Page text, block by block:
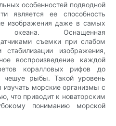
особенностей подводной
является ее способность
изображения даже в самых
Оснащенная
съемки при слабом
изображения,
воспроизведение каждой
коралловых рифов до
чешуе рыбы. Такой уровень
изучать морские организмы с
что приводит к новаторским
пониманию морской